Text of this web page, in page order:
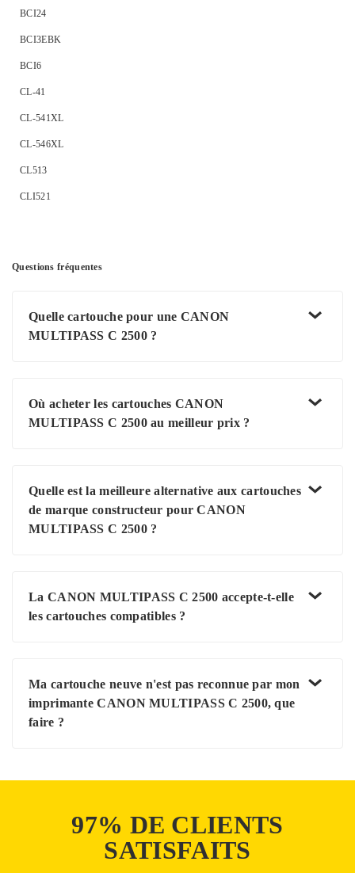
BCI24
BCI3EBK
BCI6
CL-41
CL-541XL
CL-546XL
CL513
CLI521
Questions fréquentes
Quelle cartouche pour une CANON
MULTIPASS C 2500 ?
Où acheter les cartouches CANON
MULTIPASS C 2500 au meilleur prix ?
Quelle est la meilleure alternative aux cartouches
de marque constructeur pour CANON
MULTIPASS C 2500 ?
La CANON MULTIPASS C 2500 accepte-t-elle
les cartouches compatibles ?
Ma cartouche neuve n'est pas reconnue par mon
imprimante CANON MULTIPASS C 2500, que
faire ?
97% DE CLIENTS
SATISFAITS